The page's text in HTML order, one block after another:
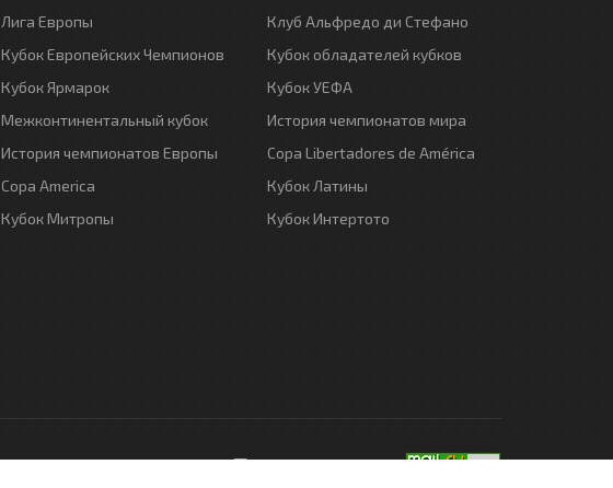
Лига Европы
Кубок Европейских Чемпионов
Кубок Ярмарок
Межконтинентальный кубок
История чемпионатов Европы
Copa America
Кубок Митропы
Клуб Альфредо ди Стефано
Кубок обладателей кубков
Кубок УЕФА
История чемпионатов мира
Copa Libertadores de América
Кубок Латины
Кубок Интертото